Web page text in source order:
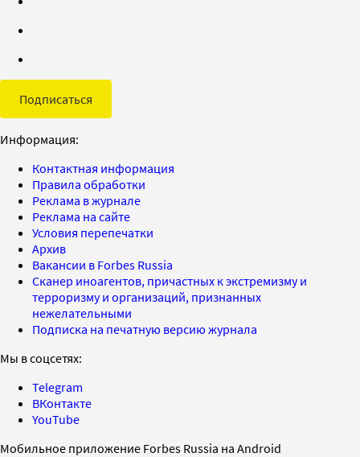
Подписаться
Информация:
Контактная информация
Правила обработки
Реклама в журнале
Реклама на сайте
Условия перепечатки
Архив
Вакансии в Forbes Russia
Сканер иноагентов, причастных к экстремизму и
терроризму и организаций, признанных
нежелательными
Подписка на печатную версию журнала
Мы в соцсетях:
Telegram
ВКонтакте
YouTube
Мобильное приложение Forbes Russia на Android